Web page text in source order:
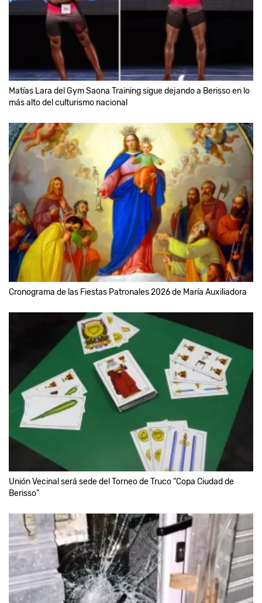
Matías Lara del Gym Saona Training sigue dejando a Berisso en lo
más alto del culturismo nacional
Cronograma de las Fiestas Patronales 2026 de María Auxiliadora
Unión Vecinal será sede del Torneo de Truco “Copa Ciudad de
Berisso”